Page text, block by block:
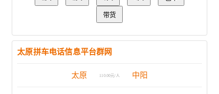
带货
太原拼车电话信息平台群网
太原 110.00元/人 中阳